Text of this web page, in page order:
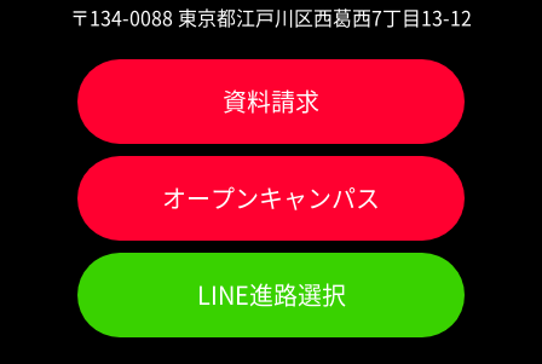
〒134-0088 東京都江戸川区西葛西7丁目13-12
資料請求
オープンキャンパス
LINE進路選択